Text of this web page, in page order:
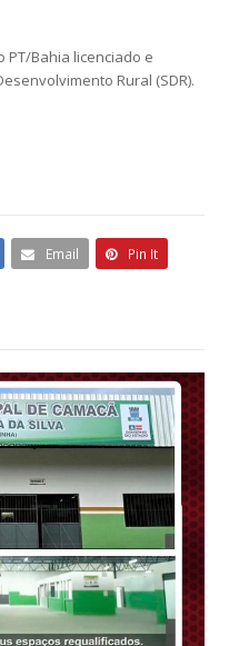
PT/Bahia licenciado e
Rural (SDR).
Email Pin It